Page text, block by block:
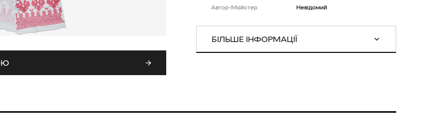
Автор-Майстер Невідомий
БІЛЬШЕ ІНФОРМАЦІЇ